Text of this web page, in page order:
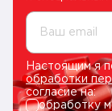
Ваш email
Настоящим я
обработки
согласие на:
обработку